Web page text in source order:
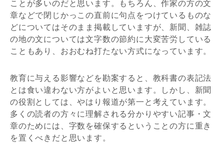
ことが多いのだと思います。もちろん、作家の方の文
章などで閉じかっこの直前に句点をつけているものな
どについてはそのまま掲載していますが、新聞、雑誌
の地の文については文字数の節約に大変苦労している
こともあり、おおむね打たない方式になっています。
教育に与える影響などを勘案すると、教科書の表記法
とは食い違わない方がよいと思います。しかし、新聞
の役割としては、やはり報道が第一と考えています。
多くの読者の方々に理解される分かりやすい記事・文
章のためには、字数を確保するということの方に重き
を置くべきだと思います。